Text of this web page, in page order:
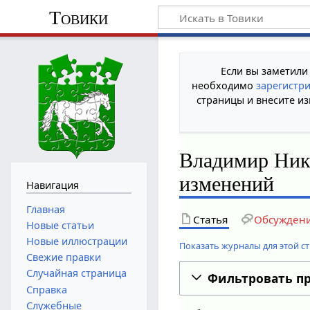
Товики
Если вы
необходимо
страницы и внесите
Владимир
изменений
Статья
Показать журналы для этой
Фильтровать
Навигация
Главная
Новые статьи
Новые иллюстрации
Свежие правки
Случайная страница
Справка
Служебные